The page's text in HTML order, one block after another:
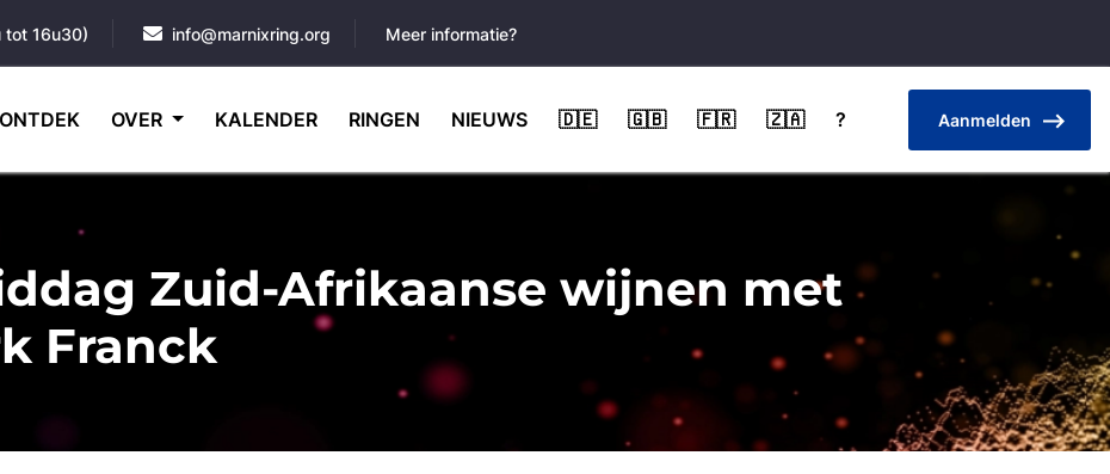
tot 16u30) info@marnixring.org Meer informatie?
ONTDEK OVER KALENDER RINGEN NIEUWS 🇩🇪 🇬🇧 🇫🇷 🇿🇦 ? Aanmelden
Zuid-Afrikaanse wijnen met
Franck